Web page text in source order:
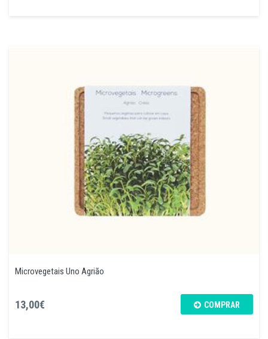
Microvegetais Uno Agrião
13,00€ COMPRAR